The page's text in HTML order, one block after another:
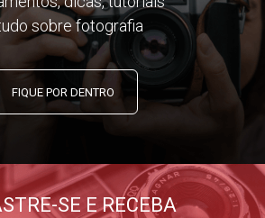
sobre fotografia
FIQUE POR DENTRO
SE E RECEBA